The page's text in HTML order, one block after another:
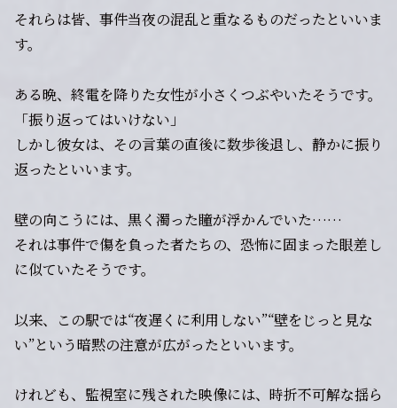
それらは皆、事件当夜の混乱と重なるものだったといいま
す。
ある晩、終電を降りた女性が小さくつぶやいたそうです。
「振り返ってはいけない」
しかし彼女は、その言葉の直後に数歩後退し、静かに振り
返ったといいます。
壁の向こうには、黒く濁った瞳が浮かんでいた……
それは事件で傷を負った者たちの、恐怖に固まった眼差し
に似ていたそうです。
以来、この駅では“夜遅くに利用しない”“壁をじっと見な
い”という暗黙の注意が広がったといいます。
けれども、監視室に残された映像には、時折不可解な揺ら